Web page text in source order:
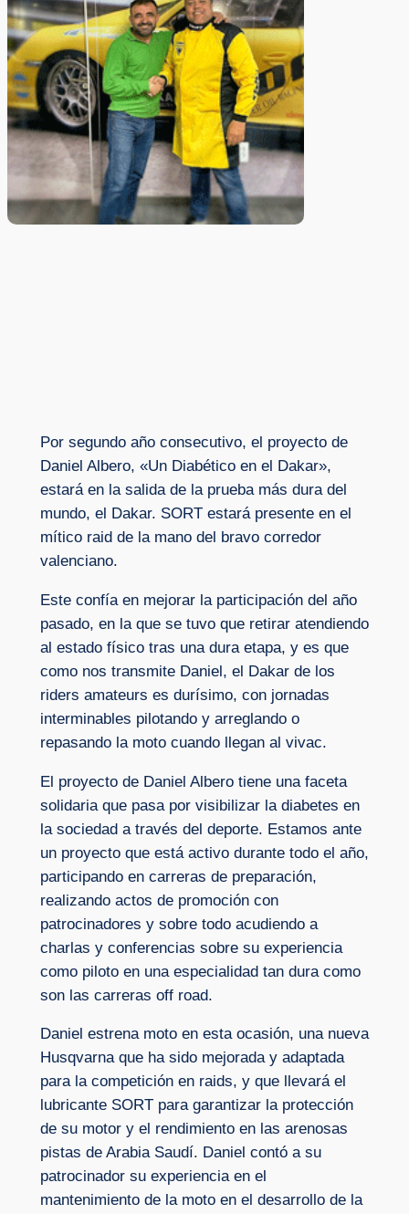
Por segundo año consecutivo, el proyecto de
Daniel Albero, «Un Diabético en el Dakar»,
estará en la salida de la prueba más dura del
mundo, el Dakar. SORT estará presente en el
mítico raid de la mano del bravo corredor
valenciano.
Este confía en mejorar la participación del año
pasado, en la que se tuvo que retirar atendiendo
al estado físico tras una dura etapa, y es que
como nos transmite Daniel, el Dakar de los
riders amateurs es durísimo, con jornadas
interminables pilotando y arreglando o
repasando la moto cuando llegan al vivac.
El proyecto de Daniel Albero tiene una faceta
solidaria que pasa por visibilizar la diabetes en
la sociedad a través del deporte. Estamos ante
un proyecto que está activo durante todo el año,
participando en carreras de preparación,
realizando actos de promoción con
patrocinadores y sobre todo acudiendo a
charlas y conferencias sobre su experiencia
como piloto en una especialidad tan dura como
son las carreras off road.
Daniel estrena moto en esta ocasión, una nueva
Husqvarna que ha sido mejorada y adaptada
para la competición en raids, y que llevará el
lubricante SORT para garantizar la protección
de su motor y el rendimiento en las arenosas
pistas de Arabia Saudí. Daniel contó a su
patrocinador su experiencia en el
mantenimiento de la moto en el desarrollo de la